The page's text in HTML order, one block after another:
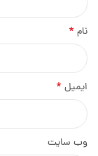
نام *
ایمیل *
وب‌ سایت